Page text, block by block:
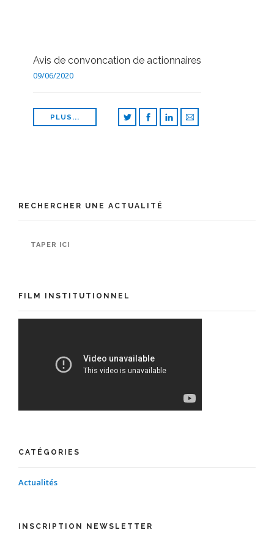
Avis de convoncation de actionnaires
09/06/2020
PLUS...
RECHERCHER UNE ACTUALITÉ
FILM INSTITUTIONNEL
CATÉGORIES
Actualités
INSCRIPTION NEWSLETTER